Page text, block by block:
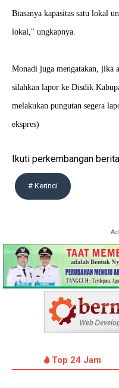
Biasanya kapasitas satu lokal
lokal," ungkapnya.
Monadi juga mengatakan, jika
silahkan lapor ke Disdik
melakukan pungutan segera
ekspres)
Ikuti perkembangan
# Kerinci
Top 24 Jam